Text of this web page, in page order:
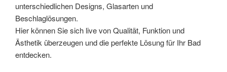
unterschiedlichen Designs, Glasarten und
Beschlaglösungen.
Hier können Sie sich live von Qualität, Funktion und
Ästhetik überzeugen und die perfekte Lösung für Ihr Bad
entdecken.